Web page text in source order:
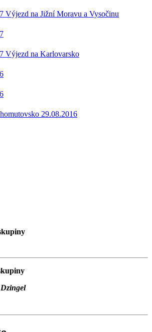
Výjezd na Jižní Moravu a Vysočinu
Výjezd na Karlovarsko
29.08.2016